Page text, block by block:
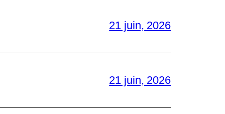
21 juin, 2026
21 juin, 2026